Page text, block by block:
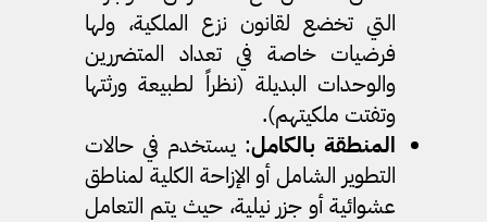
التي تخضع لقانون نزع الملكية، ولها
فرضيات خاصة في تعداد المتضررين
والوحدات البديلة (نظراً لطبيعة ورثتها
وتفتت ملكيتهم).
المنطقة بالكامل: يستخدم في حالات
التطوير الشامل أو الإزاحة الكلية لمناطق
عشوائية أو جزر نيلية، حيث يتم التعامل